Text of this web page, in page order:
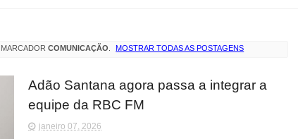
COMUNICAÇÃO MOSTRAR TODAS AS POSTAGENS
Adão Santana agora passa a integrar a
equipe da RBC FM
janeiro 07, 2026